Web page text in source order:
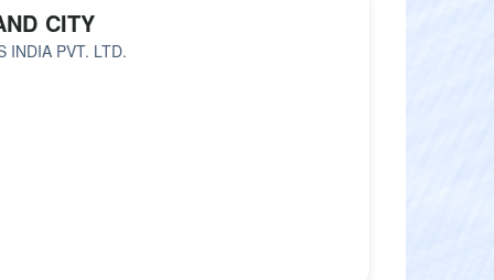
CITY
INDIA PVT. LTD.